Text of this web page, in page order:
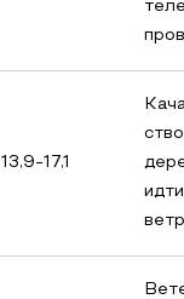
13,9-17,1